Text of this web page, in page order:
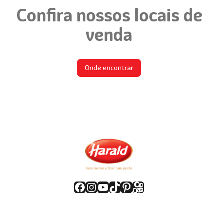
Confira nossos locais de
venda
Onde encontrar
Facebook
Instagram
Youtube
TikTok
Pinterest
Kwai